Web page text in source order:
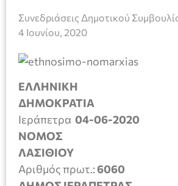
Συνεδριάσεις Δημοτικού
4 Ιουνίου, 2020
ΕΛΛΗΝΙΚΗ
Ιεράπετρα 04-06-2020
ΝΟΜΟΣ
Αριθμός πρωτ.:6060